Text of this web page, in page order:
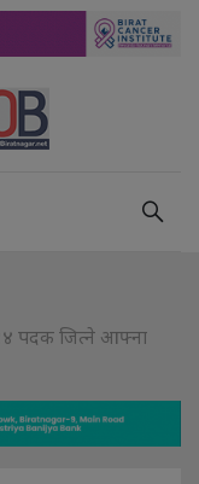
१४ पदक जित्ने आफ्ना